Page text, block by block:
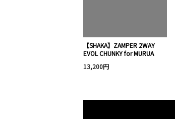
【SHAKA】ZAMPER 2WAY
EVOL CHUNKY for MURUA
13,200円